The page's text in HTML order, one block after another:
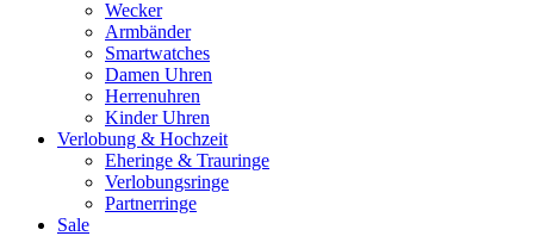
Wecker
Armbänder
Smartwatches
Damen Uhren
Herrenuhren
Kinder Uhren
Verlobung & Hochzeit
Eheringe & Trauringe
Verlobungsringe
Partnerringe
Sale